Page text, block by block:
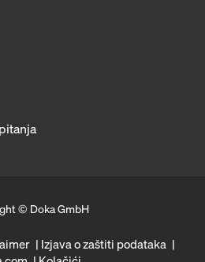
© Doka GmbH
Izjava o zaštiti podataka